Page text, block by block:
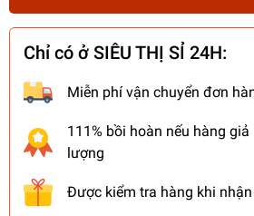
Chỉ có ở SIÊU THỊ SỈ 24H:
Miễn phí vận chuyển đơn
111% bồi hoàn nếu hàng
lượng
Được kiểm tra hàng khi nhận